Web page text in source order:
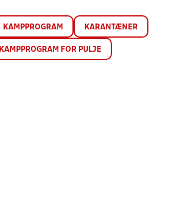
KAMPPROGRAM KARANTÆNER
KAMPPROGRAM FOR PULJE